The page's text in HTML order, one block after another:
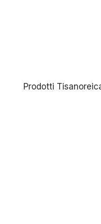
Prodotti